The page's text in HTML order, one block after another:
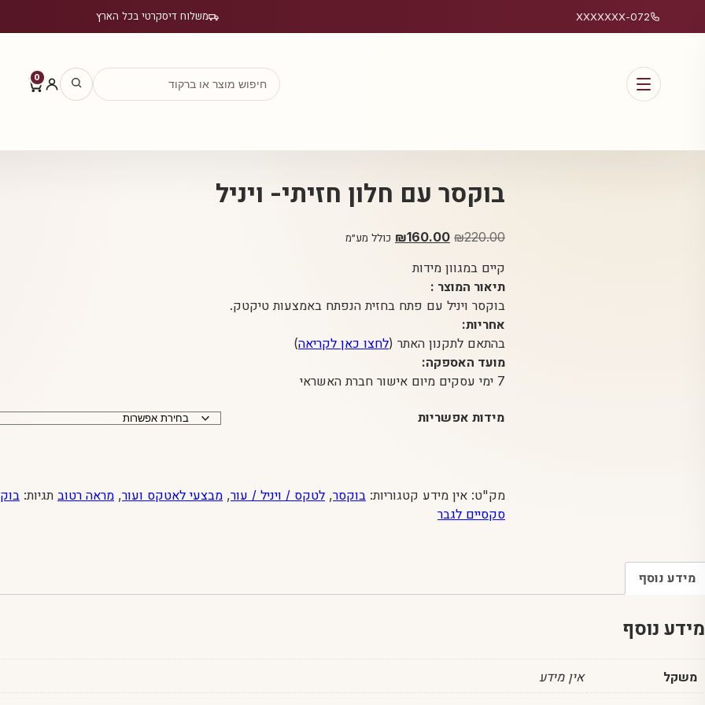
072-XXXXXXX משלוח דיסקרטי בכל הארץ
0
בוקסר עם חלון חזיתי- ויניל
₪220.00
המחיר
היה:
₪220.00.
₪160.00
המחיר
כולל מע״מ
קיים במגוון מידות
תיאור המוצר :
בוקסר ויניל עם פתח בחזית הנפתח באמצעות טיקטק.
אחריות:
בהתאם לתקנון האתר (לחצו כאן לקריאה)
מועד האספקה:
7 ימי עסקים מיום אישור חברת האשראי
מידות אפשריות
מק"ט: אין מידע קטגוריות: בוקסר, לטקס / ויניל / עור, מבצעי לאטקס ועור, מראה רטוב תגיות:
סקסיים לגבר
מידע נוסף
מידע נוסף
משקל אין מידע